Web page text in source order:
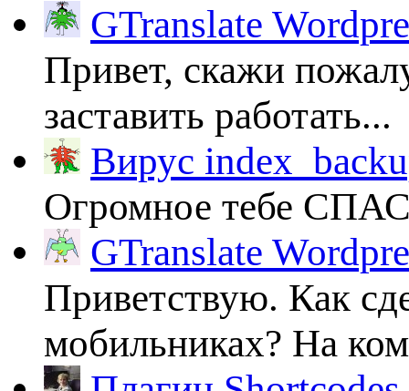
GTranslate
Привет, скажи
заставить работать...
Вирус
Огромное тебе
GTranslate
Приветствую. Как
мобильниках? На